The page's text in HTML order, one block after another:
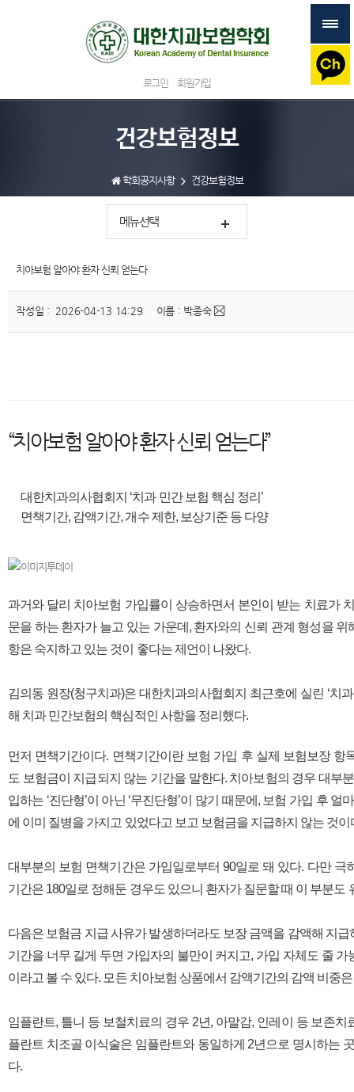
로그인 회원가입
건강보험정보
학회공지사항 건강보험정보
메뉴선택
치아보험 알아야 환자 신뢰 얻는다
작성일 : 2026-04-13 14:29 이름 : 박종숙
“치아보험 알아야 환자 신뢰 얻는다”
대한치과의사협회지 ‘치과 민간 보험 핵심 정리’
면책기간, 감액기간, 개수 제한, 보상기준 등 다양
과거와 달리 치아보험 가입률이 상승하면서 본인이 받는 치료가
문을 하는 환자가 늘고 있는 가운데, 환자와의 신뢰 관계 형성을
항은 숙지하고 있는 것이 좋다는 제언이 나왔다.
김의동 원장(청구치과)은 대한치과의사협회지 최근호에 실린 ‘치
해 치과 민간보험의 핵심적인 사항을 정리했다.
먼저 면책기간이다. 면책기간이란 보험 가입 후 실제 보험보장
도 보험금이 지급되지 않는 기간을 말한다. 치아보험의 경우 대부
입하는 ‘진단형’이 아닌 ‘무진단형’이 많기 때문에, 보험 가입 후
에 이미 질병을 가지고 있었다고 보고 보험금을 지급하지 않는 것이
대부분의 보험 면책기간은 가입일로부터 90일로 돼 있다. 다만
기간은 180일로 정해둔 경우도 있으니 환자가 질문할 때 이 부분도
다음은 보험금 지급 사유가 발생하더라도 보장 금액을 감액해 지
기간을 너무 길게 두면 가입자의 불만이 커지고, 가입 자체도 줄
이라고 볼 수 있다. 모든 치아보험 상품에서 감액기간의 감액 비중
임플란트, 틀니 등 보철치료의 경우 2년, 아말감, 인레이 등 보존
플란트 치조골 이식술은 임플란트와 동일하게 2년으로 명시하는
다.